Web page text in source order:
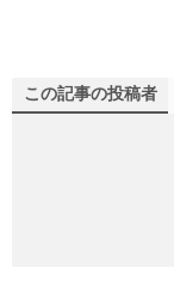
この記事の投稿者